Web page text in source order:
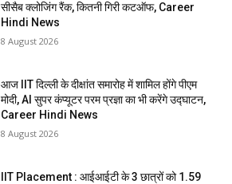
सीसैब क्लोजिंग रैंक, कितनी गिरी कटऑफ, Career
Hindi News
8 August 2026
आज IIT दिल्ली के दीक्षांत समारोह में शामिल होंगे पीएम
मोदी, AI सुपर कंप्यूटर परम प्रज्ञा का भी करेंगे उद्घाटन,
Career Hindi News
8 August 2026
IIT Placement : आईआईटी के 3 छात्रों को 1.59